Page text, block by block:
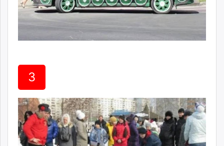
shuum.mn
times.mn
tvmongolia.mn
mass.mn
assa.mn
toim.mn
paparazzi.mn
unread.today
3